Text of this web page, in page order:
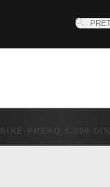
PREKO 5.000 DIN.